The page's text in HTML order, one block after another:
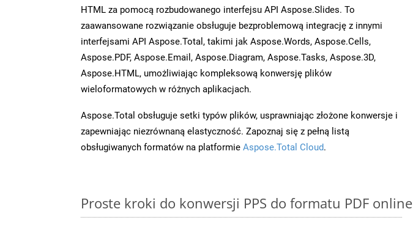
HTML za pomocą rozbudowanego interfejsu API Aspose.Slides. To
zaawansowane rozwiązanie obsługuje bezproblemową integrację z innymi
interfejsami API Aspose.Total, takimi jak Aspose.Words, Aspose.Cells,
Aspose.PDF, Aspose.Email, Aspose.Diagram, Aspose.Tasks, Aspose.3D,
Aspose.HTML, umożliwiając kompleksową konwersję plików
wieloformatowych w różnych aplikacjach.
Aspose.Total obsługuje setki typów plików, usprawniając złożone konwersje i
zapewniając niezrównaną elastyczność. Zapoznaj się z pełną listą
obsługiwanych formatów na platformie Aspose.Total Cloud.
Proste kroki do konwersji PPS do formatu PDF online